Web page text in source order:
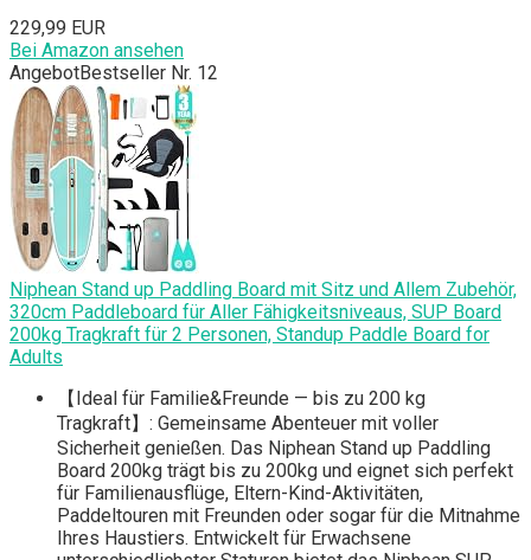
229,99 EUR
Bei Amazon ansehen
AngebotBestseller Nr. 12
Niphean Stand up Paddling Board mit Sitz und Allem Zubehör,
320cm Paddleboard für Aller Fähigkeitsniveaus, SUP Board
200kg Tragkraft für 2 Personen, Standup Paddle Board for
Adults
【Ideal für Familie&Freunde — bis zu 200 kg
Tragkraft】: Gemeinsame Abenteuer mit voller
Sicherheit genießen. Das Niphean Stand up Paddling
Board 200kg trägt bis zu 200kg und eignet sich perfekt
für Familienausflüge, Eltern-Kind-Aktivitäten,
Paddeltouren mit Freunden oder sogar für die Mitnahme
Ihres Haustiers. Entwickelt für Erwachsene